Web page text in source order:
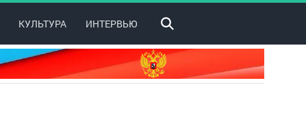
КУЛЬТУРА ИНТЕРВЬЮ